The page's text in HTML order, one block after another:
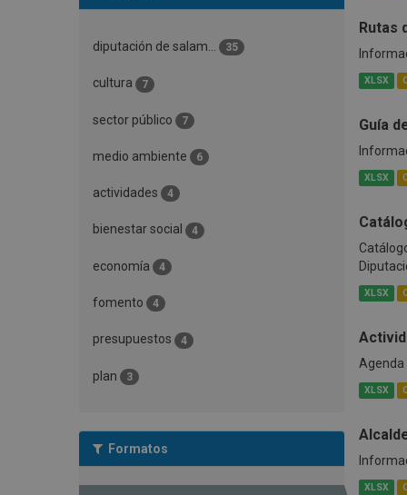
diputación de salam... 35
cultura 7
sector público 7
medio ambiente 6
actividades 4
bienestar social 4
economía 4
fomento 4
presupuestos 4
plan 3
Formatos
Rutas
XLSX
Guía
XLSX
XLSX
Agenda
XLSX
XLSX